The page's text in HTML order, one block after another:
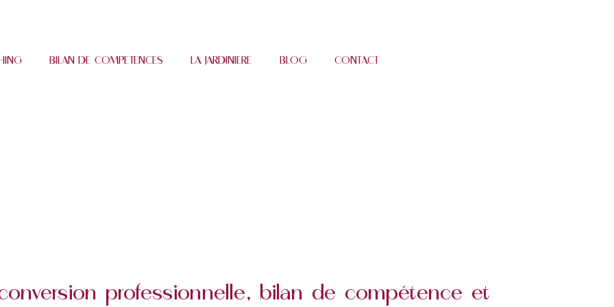
BILAN DE COMPETENCES LA JARDINIERE BLOG CONTACT
professionnelle, bilan de compétence et